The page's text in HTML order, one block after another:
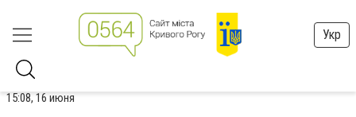
Укр
15:08, 16 июня